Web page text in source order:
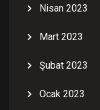
Nisan 2023
Mart 2023
Şubat 2023
Ocak 2023